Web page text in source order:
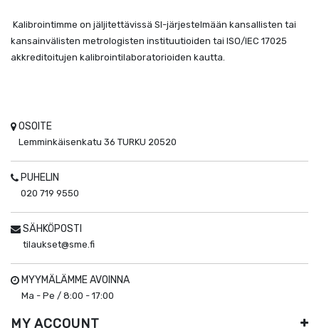
Kalibrointimme on jäljitettävissä SI-järjestelmään kansallisten tai
kansainvälisten metrologisten instituutioiden tai ISO/IEC 17025
akkreditoitujen kalibrointilaboratorioiden kautta.
OSOITE
Lemminkäisenkatu 36 TURKU 20520
PUHELIN
020 719 9550
SÄHKÖPOSTI
tilaukset@sme.fi
MYYMÄLÄMME AVOINNA
Ma - Pe / 8:00 - 17:00
MY ACCOUNT